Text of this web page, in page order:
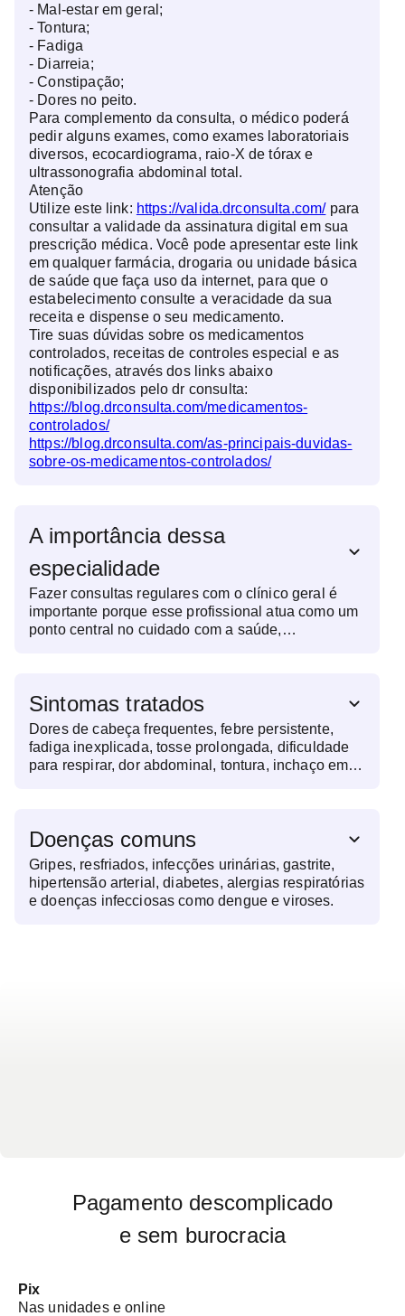
- Mal-estar em geral;
- Tontura;
- Fadiga
- Diarreia;
- Constipação;
- Dores no peito.
Para complemento da consulta, o médico poderá
pedir alguns exames, como exames laboratoriais
diversos, ecocardiograma, raio-X de tórax e
ultrassonografia abdominal total.
Atenção
Utilize este link: https://valida.drconsulta.com/para
consultar a validade da assinatura digital em sua
prescrição médica. Você pode apresentar este link
em qualquer farmácia, drogaria ou unidade básica
de saúde que faça uso da internet, para que o
estabelecimento consulte a veracidade da sua
receita e dispense o seu medicamento.
Tire suas dúvidas sobre os medicamentos
controlados, receitas de controles especial e as
notificações, através dos links abaixo
disponibilizados pelo dr consulta:
https://blog.drconsulta.com/medicamentos-
controlados/
https://blog.drconsulta.com/as-principais-duvidas-
sobre-os-medicamentos-controlados/
A importância dessa
especialidade
Fazer consultas regulares com o clínico geral é
importante porque esse profissional atua como um
ponto central no cuidado com a saúde,
permitem acompanhar doenças crônicas, prevenir
complicações e realizar exames de rotina.
Sintomas tratados
Dores de cabeça frequentes, febre persistente,
fadiga inexplicada, tosse prolongada, dificuldade
para respirar, dor abdominal, tontura, inchaço em
Doenças comuns
Gripes, resfriados, infecções urinárias, gastrite,
hipertensão arterial, diabetes, alergias respiratórias
e doenças infecciosas como dengue e viroses.
Pagamento descomplicado
e sem burocracia
Pix
Nas unidades e online